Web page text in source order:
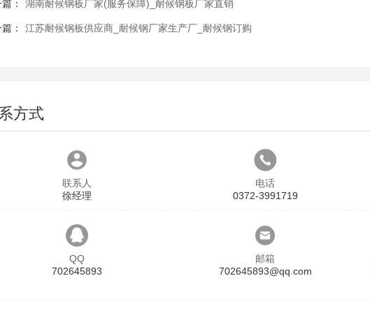
篇： 湖南耐候钢板厂家(服务保障)_耐候钢板厂家直销
： 江苏耐候钢板供应商_耐候钢厂家生产厂_耐候钢订购
方式
联系人
徐经理
电话
0372-3991719
QQ
702645893
邮箱
702645893@qq.com